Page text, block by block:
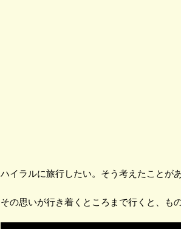
ハイラルに旅行したい。そう考えたことが
その思いが行き着くところまで行くと、も